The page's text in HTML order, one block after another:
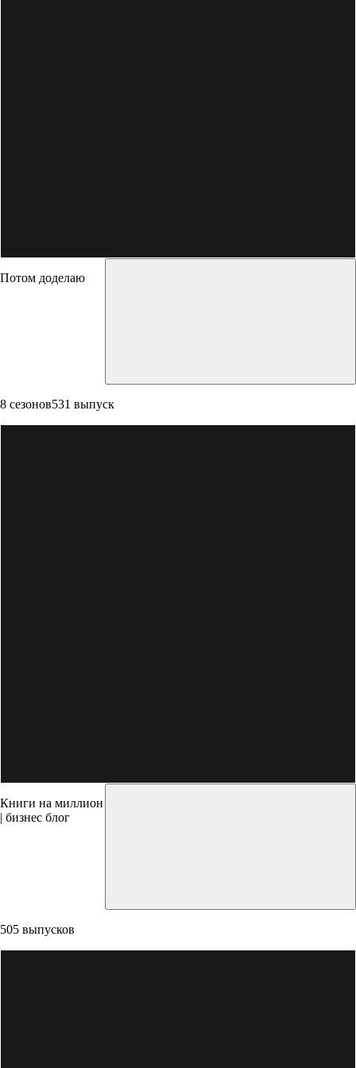
Потом доделаю
8 сезонов531 выпуск
Книги на миллион
| бизнес блог
505 выпусков